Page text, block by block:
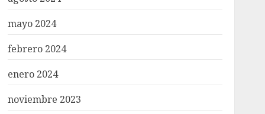
mayo 2024
febrero 2024
enero 2024
noviembre 2023